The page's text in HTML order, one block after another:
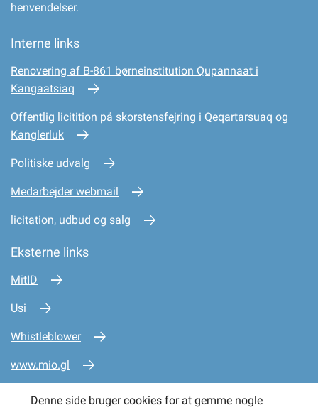
henvendelser.
Interne links
Renovering af B-861 børneinstitution Qupannaat i
Kangaatsiaq
Offentlig licitition på skorstensfejring i Qeqartarsuaq og
Kanglerluk
Politiske udvalg
Medarbejder webmail
licitation, udbud og salg
Eksterne links
MitID
Usi
Whistleblower
www.mio.gl
www.sullissivik.gl
Denne side bruger cookies for at gemme nogle